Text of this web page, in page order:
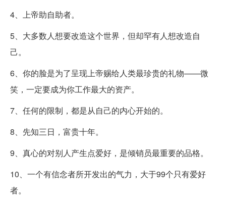
4、上帝助自助者。
5、大多数人想要改造这个世界，但却罕有人想改造自
己。
6、你的脸是为了呈现上帝赐给人类最珍贵的礼物——微
笑，一定要成为你工作最大的资产。
7、任何的限制，都是从自己的内心开始的。
8、先知三日，富贵十年。
9、真心的对别人产生点爱好，是倾销员最重要的品格。
10、一个有信念者所开发出的气力，大于99个只有爱好
者。